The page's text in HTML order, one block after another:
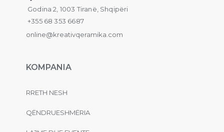
Godina 2, 1003 Tiranë, Shqipëri
+355 68 353 6687
online@kreativqeramika.com
KOMPANIA
RRETH NESH
QËNDRUESHMËRIA